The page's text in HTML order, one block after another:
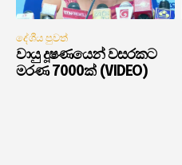
දේශීය පුවත්
වායු දූෂණයෙන් වසරකට
මරණ 7000ක් (VIDEO)